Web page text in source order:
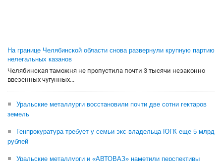
На границе Челябинской области снова развернули крупную партию
нелегальных казанов
Челябинская таможня не пропустила почти 3 тысячи незаконно
ввезенных чугунных...
Уральские металлурги восстановили почти две сотни гектаров
земель
Генпрокуратура требует у семьи экс-владельца ЮГК еще 5 млрд
рублей
Уральские металлурги и «АВТОВАЗ» наметили перспективы